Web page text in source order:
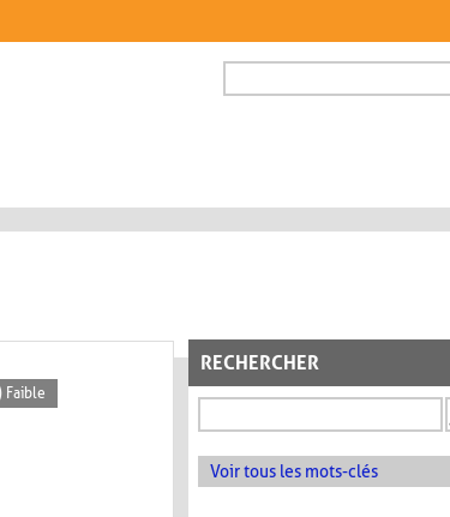
FORMULAIRE DE
RECHERCHER
Voir tous les mots-clés
Faible